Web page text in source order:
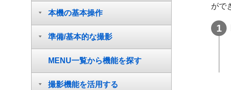
がで
本機の基本操作
準備/基本的な撮影
MENU一覧から機能を探す
撮影機能を活用する